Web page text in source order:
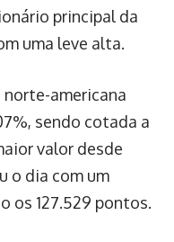
principal da
uma leve alta.
norte-americana
sendo cotada a
valor desde
o dia com um
os 127.529 pontos.